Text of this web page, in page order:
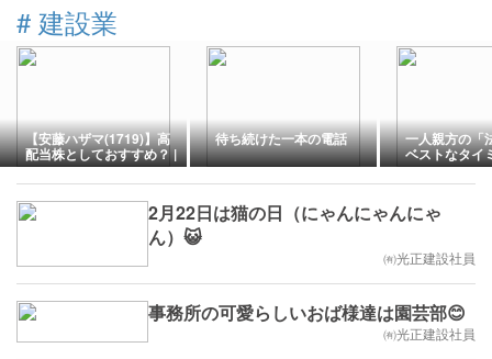
# 建設業
【安藤ハザマ(1719)】高
配当株としておすすめ？ |
累進配当と増配期待を徹
底分析 | 22豆目
待ち続けた一本の電話 一人親方の「
ベストなタイ
つ？メリット
税理士が解説
2月22日は猫の日（にゃんにゃんにゃ
ん）😺
㈲光正建設社員
事務所の可愛らしいおば様達は園芸部😊
㈲光正建設社員